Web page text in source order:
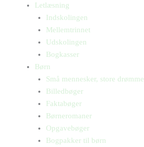
Letlæsning
Indskolingen
Mellemtrinnet
Udskolingen
Bogkasser
Børn
Små mennesker, store drømme
Billedbøger
Faktabøger
Børneromaner
Opgavebøger
Bogpakker til børn